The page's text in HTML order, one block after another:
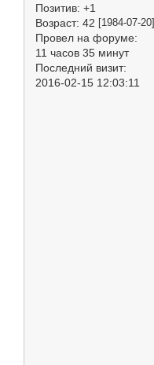
Позитив: +1
Возраст: 42 [1984-07-20]
Провел на форуме:
11 часов 35 минут
Последний визит:
2016-02-15 12:03:11